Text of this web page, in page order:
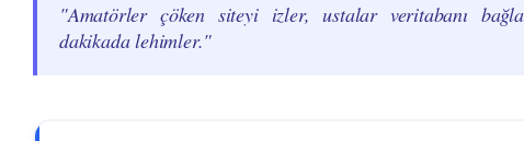
"Amatörler çöken siteyi izler, ustalar veritabanı
dakikada lehimler."